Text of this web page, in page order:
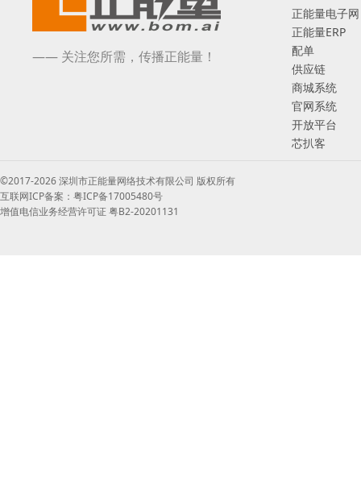
—— 关注您所需，传播正能量！
正能量电子网
正能量ERP
配单
供应链
商城系统
官网系统
开放平台
芯扒客
©2017-2026 深圳市正能量网络技术有限公司 版权所有
互联网ICP备案：粤ICP备17005480号
增值电信业务经营许可证 粤B2-20201131